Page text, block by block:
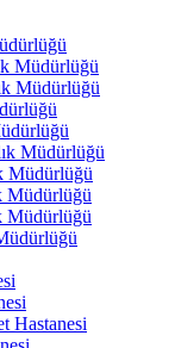
Müdürlüğü
Müdürlüğü
Müdürlüğü
Müdürlüğü
Müdürlüğü
Müdürlüğü
Hastanesi